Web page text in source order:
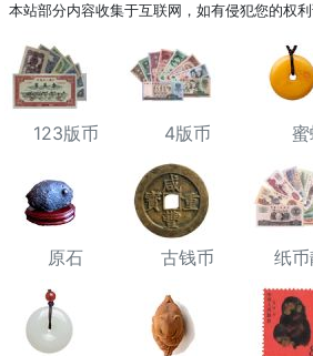
本站部分内容收集于互联网，如有侵犯您的权利
123版币 4版币
原石 古钱币 纸